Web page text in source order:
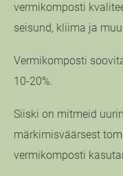
vermikomposti
seisund, kliima ja
Vermikomposti
10-20%.
Siiski on mitmeid
märkimisväärsest
vermikomposti